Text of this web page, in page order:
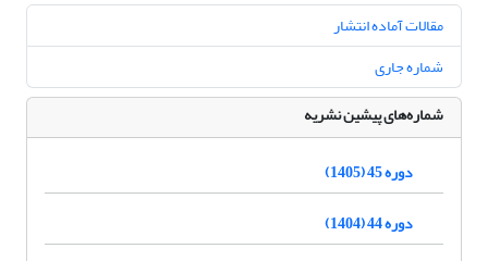
مقالات آماده انتشار
شماره جاری
شماره‌های پیشین نشریه
دوره 45 (1405)
دوره 44 (1404)